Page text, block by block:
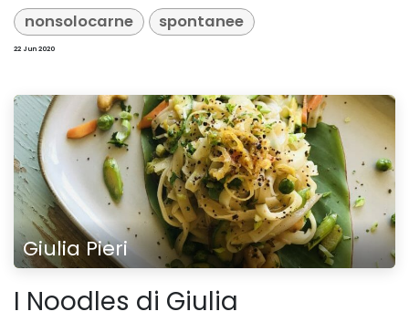
nonsolocarne
spontanee
22 Jun 2020
Giulia Pieri
I Noodles di Giulia